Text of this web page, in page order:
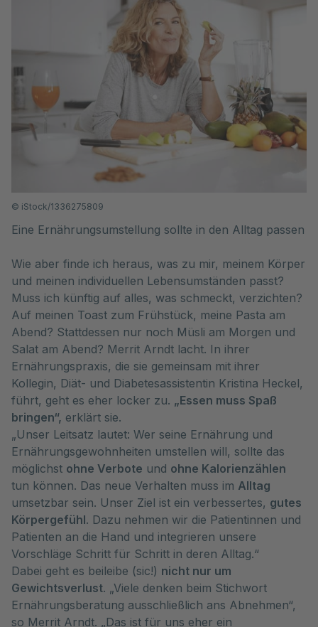
© iStock/1336275809
Eine Ernährungsumstellung sollte in den Alltag passen
Wie aber finde ich heraus, was zu mir, meinem Körper
und meinen individuellen Lebensumständen passt?
Muss ich künftig auf alles, was schmeckt, verzichten?
Auf meinen Toast zum Frühstück, meine Pasta am
Abend? Stattdessen nur noch Müsli am Morgen und
Salat am Abend? Merrit Arndt lacht. In ihrer
Ernährungspraxis, die sie gemeinsam mit ihrer
Kollegin, Diät- und Diabetesassistentin Kristina Heckel,
führt, geht es eher locker zu. „Essen muss Spaß
bringen“, erklärt sie.
„Unser Leitsatz lautet: Wer seine Ernährung und
Ernährungsgewohnheiten umstellen will, sollte das
möglichst ohne Verbote und ohne Kalorienzählen
tun können. Das neue Verhalten muss im Alltag
umsetzbar sein. Unser Ziel ist ein verbessertes, gutes
Körpergefühl. Dazu nehmen wir die Patientinnen und
Patienten an die Hand und integrieren unsere
Vorschläge Schritt für Schritt in deren Alltag.“
Dabei geht es beileibe (sic!) nicht nur um
Gewichtsverlust. „Viele denken beim Stichwort
Ernährungsberatung ausschließlich ans Abnehmen“,
so Merrit Arndt. „Das ist für uns eher ein